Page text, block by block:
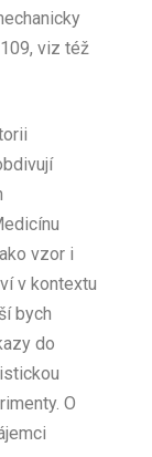
viz též
vzor i
v kontextu
bych
do
O